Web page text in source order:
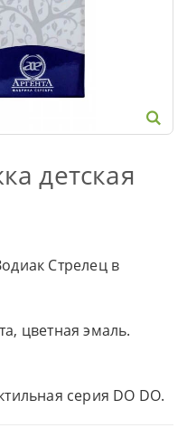
детская
Стрелец в
цветная эмаль.
серия DO DO.